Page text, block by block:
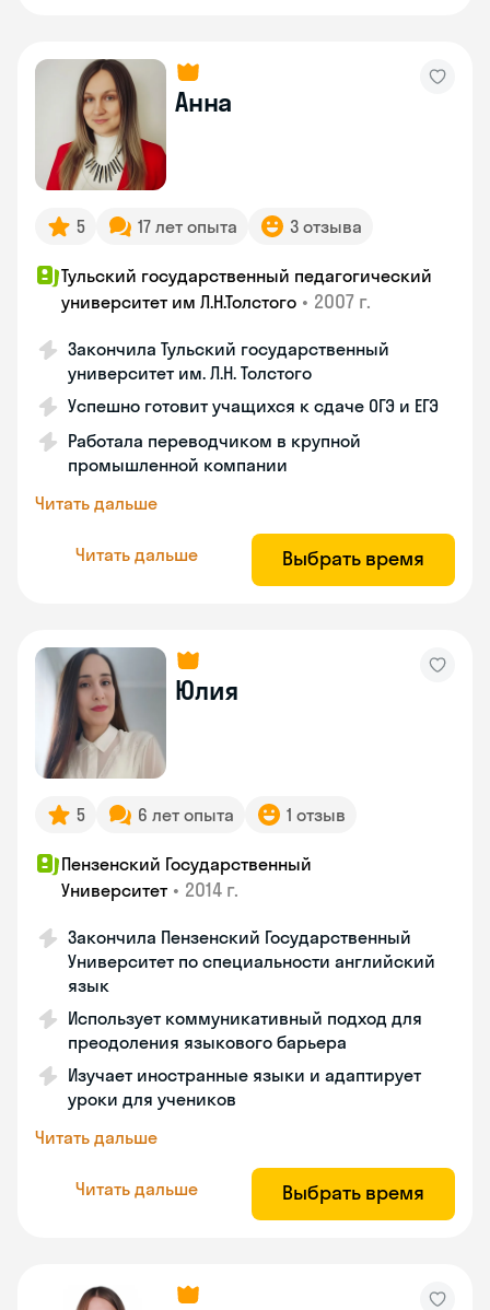
Анна
5 17 лет опыта 3 отзыва
Тульский государственный педагогический
университет им Л.Н.Толстого • 2007 г.
Закончила Тульский государственный
университет им. Л.Н. Толстого
Успешно готовит учащихся к сдаче ОГЭ и ЕГЭ
Работала переводчиком в крупной
промышленной компании
Читать дальше
Читать дальше Выбрать время
Юлия
5 6 лет опыта 1 отзыв
Пензенский Государственный
Университет • 2014 г.
Закончила Пензенский Государственный
Университет по специальности английский
язык
Использует коммуникативный подход для
преодоления языкового барьера
Изучает иностранные языки и адаптирует
уроки для учеников
Читать дальше
Читать дальше Выбрать время